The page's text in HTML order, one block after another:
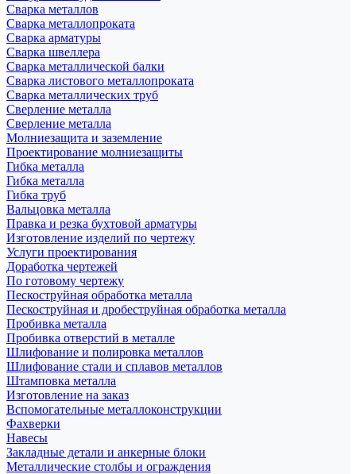
Сварка металлов
Сварка металлопроката
Сварка арматуры
Сварка швеллера
Сварка металлической балки
Сварка листового металлопроката
Сварка металлических труб
Сверление металла
Сверление металла
Молниезащита и заземление
Проектирование молниезащиты
Гибка металла
Гибка металла
Гибка труб
Вальцовка металла
Правка и резка бухтовой арматуры
Изготовление изделий по чертежу
Услуги проектирования
Доработка чертежей
По готовому чертежу
Пескоструйная обработка металла
Пескоструйная и дробеструйная обработка металла
Пробивка металла
Пробивка отверстий в металле
Шлифование и полировка металлов
Шлифование стали и сплавов металлов
Штамповка металла
Изготовление на заказ
Вспомогательные металлоконструкции
Фахверки
Навесы
Закладные детали и анкерные блоки
Металлические столбы и ограждения